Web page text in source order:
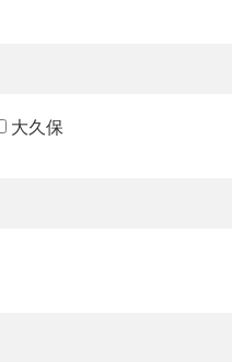
大久保